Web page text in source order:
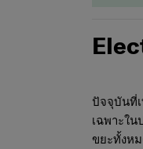
ปัจจุบันที่
เฉพาะใ
ขยะทั้งห